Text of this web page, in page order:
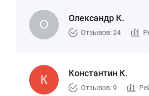
Олександр К.
Отзывов: 24
Константин К.
Отзывов: 9